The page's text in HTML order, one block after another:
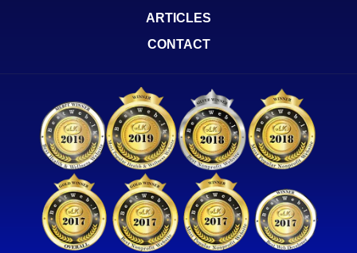
ARTICLES
CONTACT